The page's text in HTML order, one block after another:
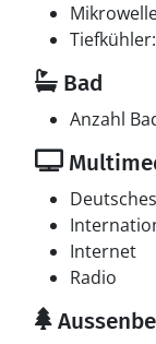
Bad
Anzahl
Internet
Radio